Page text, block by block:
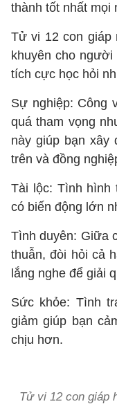
thành tốt nhất mọi
Tử vi 12 con giáp
khuyên cho
tích cực học hỏi
Sự nghiệp: Công
quá tham vọng
này giúp bạn
trên và đồng
Tài lộc: Tình hình
có biến động lớn
Tình duyên: Giữa
thuẫn, đòi hỏi cả
lắng nghe để giải
Sức khỏe: Tình
giảm giúp bạn
chịu hơn.
Tử vi 12 con giáp